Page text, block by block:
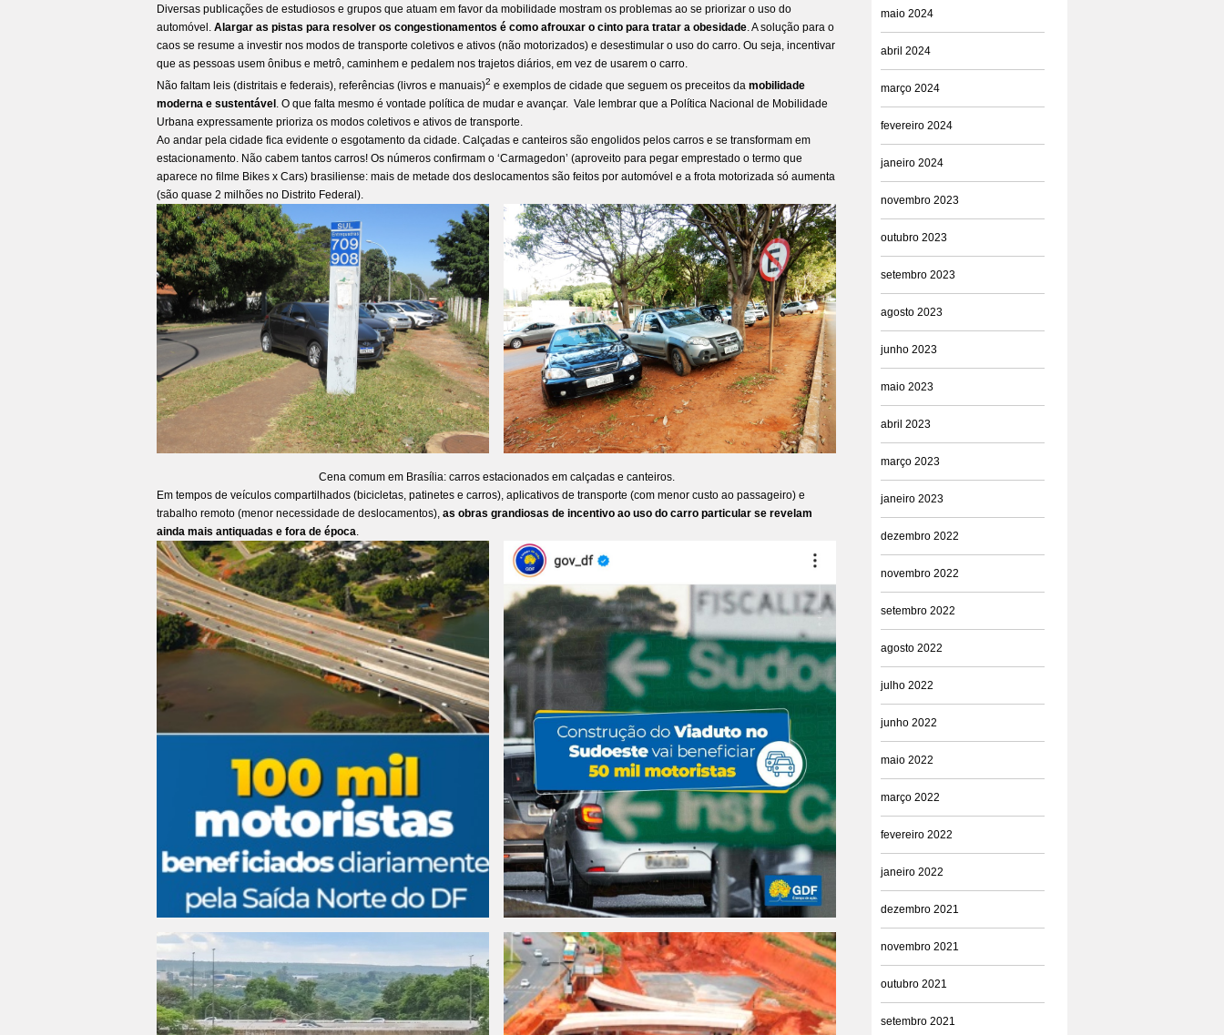
Diversas publicações de estudiosos e grupos que atuam em favor da mobilidade mostram os problemas ao se priorizar o uso do
automóvel. Alargar as pistas para resolver os congestionamentos é como afrouxar o cinto para tratar a obesidade . A solução para o
caos se resume a investir nos modos de transporte coletivos e ativos (não motorizados) e desestimular o uso do carro. Ou seja, incentivar
que as pessoas usem ônibus e metrô, caminhem e pedalem nos trajetos diários, em vez de usarem o carro.
Não faltam leis (distritais e federais), referências (livros e manuais)2 e exemplos de cidade que seguem os preceitos da mobilidade
moderna e sustentável . O que falta mesmo é vontade política de mudar e avançar. Vale lembrar que a Política Nacional de Mobilidade
Urbana expressamente prioriza os modos coletivos e ativos de transporte.
Ao andar pela cidade fica evidente o esgotamento da cidade. Calçadas e canteiros são engolidos pelos carros e se transformam em
estacionamento. Não cabem tantos carros! Os números confirmam o ‘Carmagedon’ (aproveito para pegar emprestado o termo que
aparece no filme Bikes x Cars) brasiliense: mais de metade dos deslocamentos são feitos por automóvel e a frota motorizada só aumenta
(são quase 2 milhões no Distrito Federal).
Cena comum em Brasília: carros estacionados em calçadas e canteiros.
Em tempos de veículos compartilhados (bicicletas, patinetes e carros), aplicativos de transporte (com menor custo ao passageiro) e
trabalho remoto (menor necessidade de deslocamentos), as obras grandiosas de incentivo ao uso do carro particular se revelam
ainda mais antiquadas e fora de época
maio 2024
abril 2024
março 2024
fevereiro 2024
janeiro 2024
novembro 2023
outubro 2023
setembro 2023
agosto 2023
junho 2023
maio 2023
abril 2023
março 2023
janeiro 2023
dezembro 2022
novembro 2022
setembro 2022
agosto 2022
julho 2022
junho 2022
maio 2022
março 2022
fevereiro 2022
janeiro 2022
dezembro 2021
novembro 2021
outubro 2021
setembro 2021